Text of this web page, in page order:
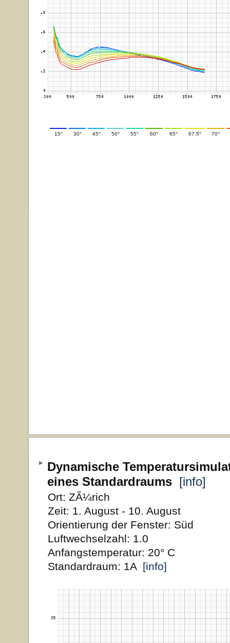
15° 30° 45° 50° 55° 60° 65° 67.5° 70°
Dynamische
eines Standardraums [info]
Ort: ZÃ¼rich
Zeit: 1. August - 10. August
Orientierung der Fenster: Süd
Luftwechselzahl: 1.0
Anfangstemperatur: 20° C
Standardraum: 1A [info]